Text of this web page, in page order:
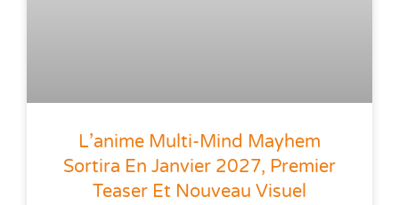
L’anime Multi-Mind Mayhem
Sortira En Janvier 2027, Premier
Teaser Et Nouveau Visuel